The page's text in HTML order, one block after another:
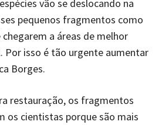
vão se deslocando na
pequenos fragmentos como
a áreas de melhor
Por isso é tão urgente aumentar
Borges.
restauração, os fragmentos
os cientistas porque são mais